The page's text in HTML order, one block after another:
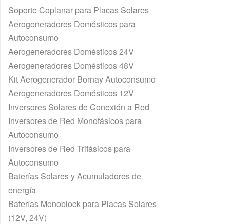
Soporte Coplanar para Placas Solares
Aerogeneradores Domésticos para
Autoconsumo
Aerogeneradores Domésticos 24V
Aerogeneradores Domésticos 48V
Kit Aerogenerador Bornay Autoconsumo
Aerogeneradores Domésticos 12V
Inversores Solares de Conexión a Red
Inversores de Red Monofásicos para
Autoconsumo
Inversores de Red Trifásicos para
Autoconsumo
Baterías Solares y Acumuladores de
energía
Baterías Monoblock para Placas Solares
(12V, 24V)